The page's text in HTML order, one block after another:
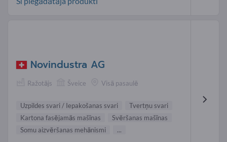
Novindustra AG
Ražotājs Šveice Visā pasaulē
Uzpildes svari / Iepakošanas svari
Tvertņu svari
Kartona fasējamās mašīnas
Svēršanas mašīnas
Somu aizvēršanas mehānismi
...